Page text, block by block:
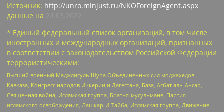
Источник: http://unro.minjust.ru/NKOForeignAgent.aspx
данные на
* Единый федеральный список организаций, в том числе
иностранных и международных организаций, признанных
в соответствии с законодательством Российской Федерации
террористическими:
Высший военный Маджлисуль Шура Объединенных сил моджахедов
Кавказа, Конгресс народов Ичкерии и Дагестана, База, Асбат аль-Ансар,
Священная война, Исламская группа, Братья-мусульмане, Партия
исламского освобождения, Лашкар-И-Тайба, Исламская группа, Движение